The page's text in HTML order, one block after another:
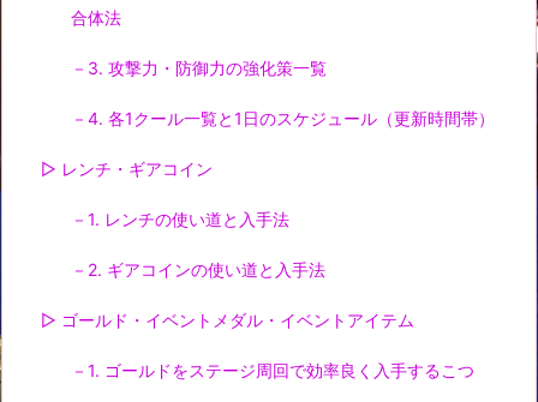
合体法
－3. 攻撃力・防御力の強化策一覧
－4. 各1クール一覧と1日のスケジュール（更新時間帯）
▷ レンチ・ギアコイン
－1. レンチの使い道と入手法
－2. ギアコインの使い道と入手法
▷ ゴールド・イベントメダル・イベントアイテム
－1. ゴールドをステージ周回で効率良く入手するこつ